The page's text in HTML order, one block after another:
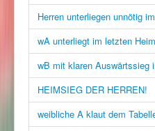
Herren unterliegen unnötig
wA unterliegt im letzten
wB mit klaren Auswärtssieg
HEIMSIEG DER HERREN!
weibliche A klaut dem